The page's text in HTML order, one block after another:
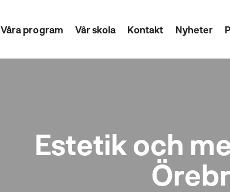
Våra program
Vår skola Kontakt Nyheter
Estetik och